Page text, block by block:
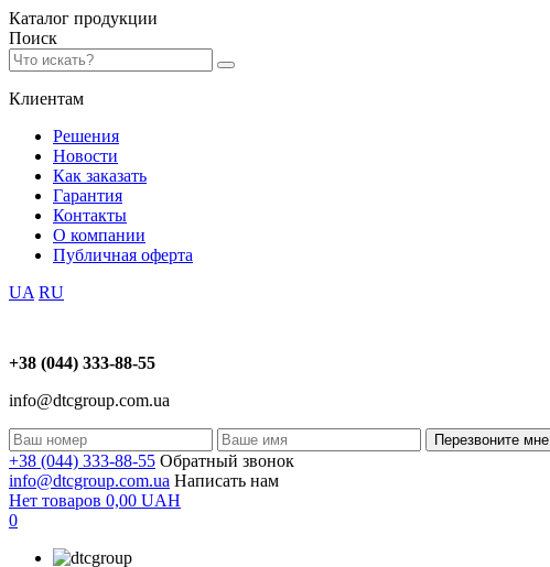
Каталог продукции
Поиск
Клиентам
Решения
Новости
Как заказать
Гарантия
Контакты
О компании
Публичная оферта
UA RU
+38 (044) 333-88-55
info@dtcgroup.com.ua
Перезвоните мне
+38 (044) 333-88-55 Обратный звонок
info@dtcgroup.com.ua Написать нам
Нет товаров 0,00 UAH
0